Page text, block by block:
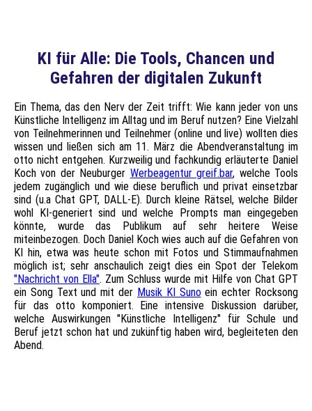
KI für Alle: Die Tools, Chancen und
Gefahren der digitalen Zukunft
Ein Thema, das den Nerv der Zeit trifft: Wie kann jeder von uns
Künstliche Intelligenz im Alltag und im Beruf nutzen? Eine Vielzahl
von Teilnehmerinnen und Teilnehmer (online und live) wollten dies
wissen und ließen sich am 11. März die Abendveranstaltung im
otto nicht entgehen. Kurzweilig und fachkundig erläuterte Daniel
Koch von der Neuburger Werbeagentur greif.bar, welche Tools
jedem zugänglich und wie diese beruflich und privat einsetzbar
sind (u.a Chat GPT, DALL-E). Durch kleine Rätsel, welche Bilder
wohl KI-generiert sind und welche Prompts man eingegeben
könnte, wurde das Publikum auf sehr heitere Weise
miteinbezogen. Doch Daniel Koch wies auch auf die Gefahren von
KI hin, etwa was heute schon mit Fotos und Stimmaufnahmen
möglich ist; sehr anschaulich zeigt dies ein Spot der Telekom
"Nachricht von Ella". Zum Schluss wurde mit Hilfe von Chat GPT
ein Song Text und mit der Musik KI Sunoein echter Rocksong
für das otto komponiert. Eine intensive Diskussion darüber,
welche Auswirkungen "Künstliche Intelligenz" für Schule und
Beruf jetzt schon hat und zukünftig haben wird, begleiteten den
Abend.